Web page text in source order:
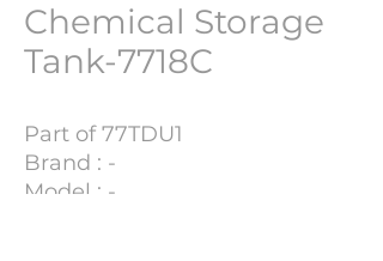
Chemical Storage
Tank-7718C
Part of 77TDU1
Brand : -
Model : -